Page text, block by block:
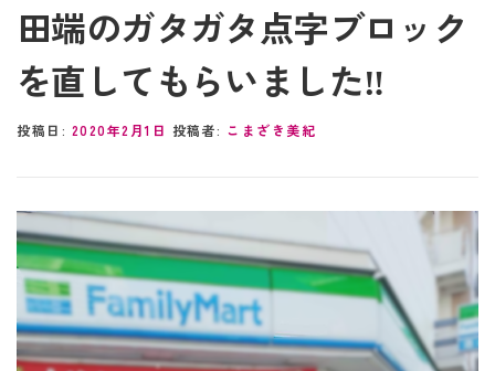
田端のガタガタ点字ブロック
を直してもらいました‼︎
投稿日: 2020年2月1日 投稿者: こまざき美紀